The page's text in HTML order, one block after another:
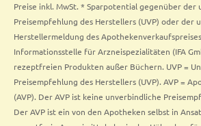
Preise inkl. MwSt. * Sparpotential gegenüber der
Preisempfehlung des Herstellers (UVP) oder der
Herstellermeldung des Apothekenverkaufspreises
Informationsstelle für Arzneispezialitäten (IFA
rezeptfreien Produkten außer Büchern. UVP =
Preisempfehlung des Herstellers (UVP). AVP =
(AVP). Der AVP ist keine unverbindliche
Der AVP ist ein von den Apotheken selbst in